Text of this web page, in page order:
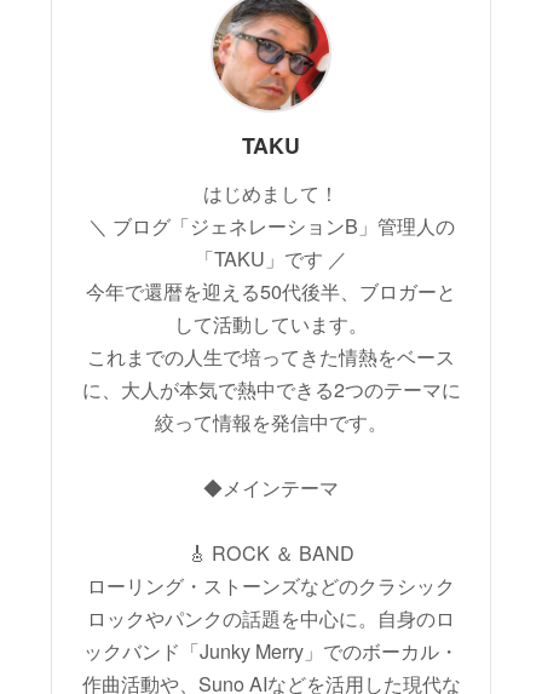
TAKU
はじめまして！
＼ ブログ「ジェネレーションB」管理人の
「TAKU」です ／
今年で還暦を迎える50代後半、ブロガーと
して活動しています。
これまでの人生で培ってきた情熱をベース
に、大人が本気で熱中できる2つのテーマに
絞って情報を発信中です。
◆メインテーマ
🎸 ROCK ＆ BAND
ローリング・ストーンズなどのクラシック
ロックやパンクの話題を中心に。自身のロ
ックバンド「Junky Merry」でのボーカル・
作曲活動や、Suno AIなどを活用した現代な